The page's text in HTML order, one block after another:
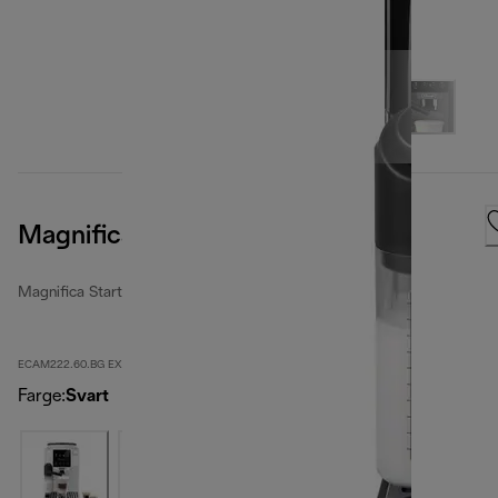
Magnifica Start
Magnifica Start
ECAM222.60.BG EX:1
Farge:Svart